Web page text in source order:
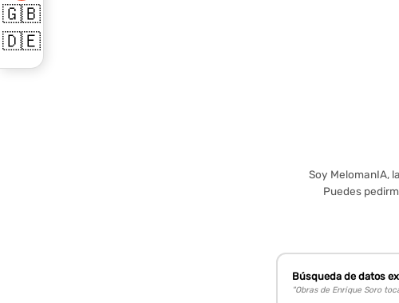
🇬🇧
🇩🇪
Soy MelomanIA,
Puedes
Búsqueda de datos
"Obras de Enrique Soro